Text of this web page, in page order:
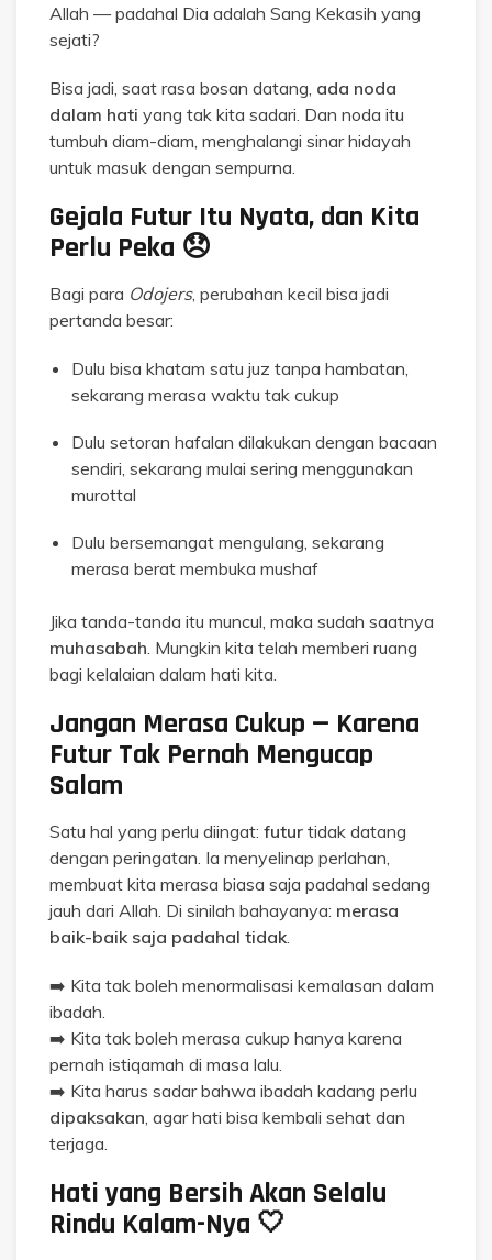
Allah — padahal Dia adalah Sang Kekasih yang
sejati?
Bisa jadi, saat rasa bosan datang, ada noda
dalam hati yang tak kita sadari. Dan noda itu
tumbuh diam-diam, menghalangi sinar hidayah
untuk masuk dengan sempurna.
Gejala Futur Itu Nyata, dan Kita
Perlu Peka 😞
Bagi para Odojers, perubahan kecil bisa jadi
pertanda besar:
Dulu bisa khatam satu juz tanpa hambatan,
sekarang merasa waktu tak cukup
Dulu setoran hafalan dilakukan dengan bacaan
sendiri, sekarang mulai sering menggunakan
murottal
Dulu bersemangat mengulang, sekarang
merasa berat membuka mushaf
Jika tanda-tanda itu muncul, maka sudah saatnya
muhasabah . Mungkin kita telah memberi ruang
bagi kelalaian dalam hati kita.
Jangan Merasa Cukup — Karena
Futur Tak Pernah Mengucap
Salam
Satu hal yang perlu diingat: futur tidak datang
dengan peringatan. Ia menyelinap perlahan,
membuat kita merasa biasa saja padahal sedang
jauh dari Allah. Di sinilah bahayanya: merasa
baik-baik saja padahal tidak
➡️ Kita tak boleh menormalisasi kemalasan dalam
ibadah.
➡️ Kita tak boleh merasa cukup hanya karena
pernah istiqamah di masa lalu.
➡️ Kita harus sadar bahwa ibadah kadang perlu
dipaksakan , agar hati bisa kembali sehat dan
terjaga.
Hati yang Bersih Akan Selalu
Rindu Kalam-Nya 🤍